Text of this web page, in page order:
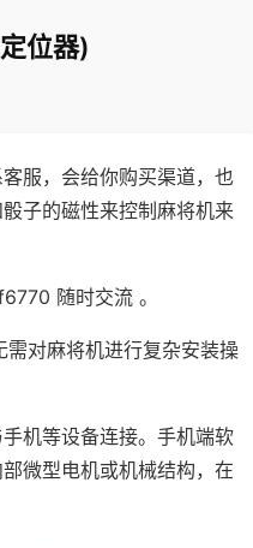
位器)
服，会给你购买渠道，也
子的磁性来控制麻将机来
随时交流 。
对麻将机进行复杂安装操
机等设备连接。手机端软
微型电机或机械结构，在